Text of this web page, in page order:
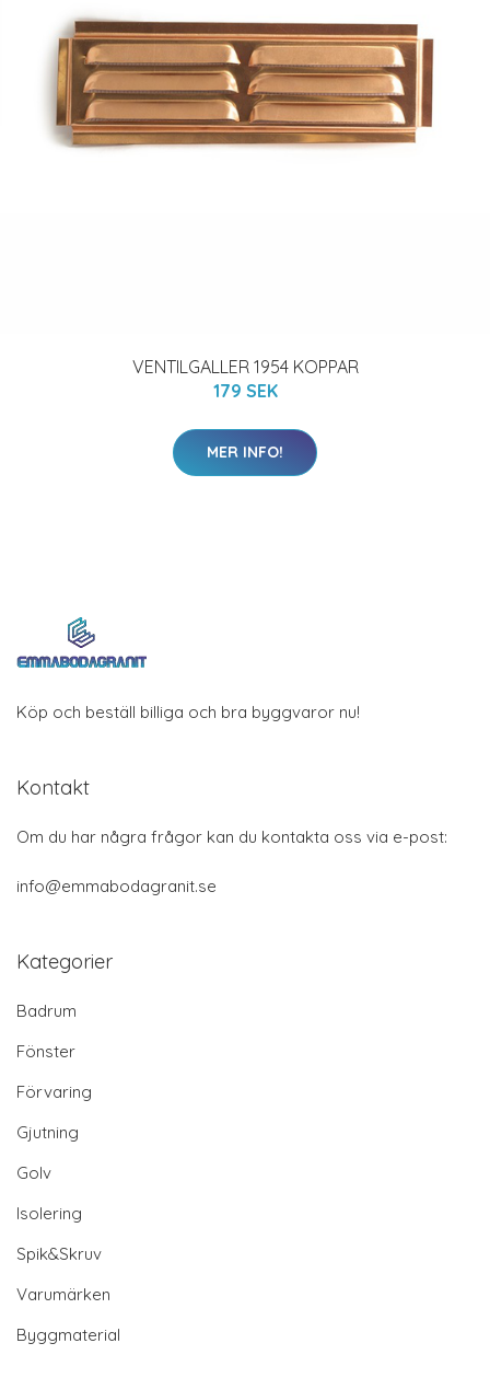
VENTILGALLER 1954 KOPPAR
179 SEK
MER INFO!
Köp och beställ billiga och bra byggvaror nu!
Kontakt
Om du har några frågor kan du kontakta oss via e-post:
info@emmabodagranit.se
Kategorier
Badrum
Fönster
Förvaring
Gjutning
Golv
Isolering
Spik&Skruv
Varumärken
Byggmaterial